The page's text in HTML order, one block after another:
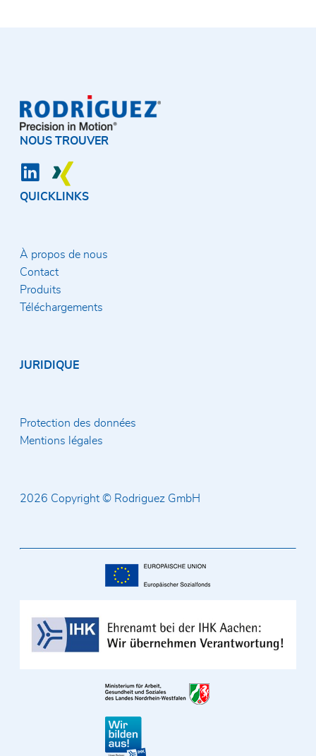
NOUS TROUVER
QUICKLINKS
À propos de nous
Contact
Produits
Téléchargements
JURIDIQUE
Protection des données
Mentions légales
2026 Copyright © Rodriguez GmbH